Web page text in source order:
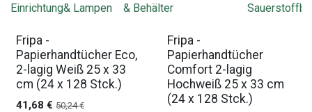
Einrichtung& Lampen
& Behälter
Fripa -
Papierhandtücher Eco,
2-lagig Weiß 25 x 33
cm (24 x 128 Stck.)
41,68 € 50,24€
Fripa -
Papierhandtücher
Comfort 2-lagig
Hochweiß 25 x 33 cm
(24 x 128 Stck.)